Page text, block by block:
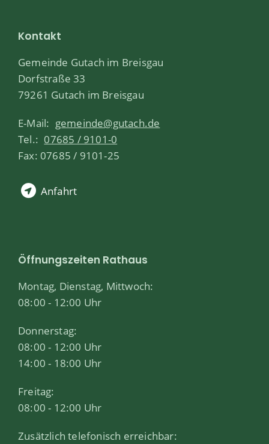
Kontakt
Gemeinde Gutach im Breisgau
Dorfstraße 33
79261 Gutach im Breisgau
E-Mail: gemeinde@gutach.de
Tel.: 07685 / 9101-0
Fax: 07685 / 9101-25
Anfahrt
Öffnungszeiten Rathaus
Montag, Dienstag, Mittwoch:
08:00 - 12:00 Uhr
Donnerstag:
08:00 - 12:00 Uhr
14:00 - 18:00 Uhr
Freitag:
08:00 - 12:00 Uhr
Zusätzlich telefonisch erreichbar: